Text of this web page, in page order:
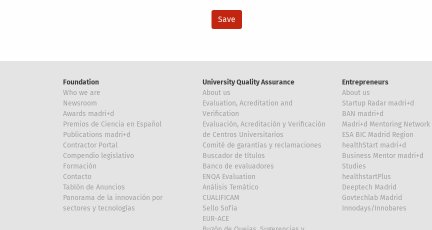
Foundation
Who we are
Newsroom
Awards madri+d
Premios de Ciencia en Español
Publications madri+d
Contractor Portal
Compendio legislativo
Formación
Contacto
Tablón de Anuncios
Panorama de la innovación por
sectores y tecnologías
University Quality Assurance
About us
Evaluation, Acreditation and
Verification
Evaluación, Acreditación y Verificación
de Centros Universitarios
Comité de garantías y reclamaciones
Buscador de títulos
Banco de evaluadores
ENQA Evaluation
Análisis Temático
CUALIFICAM
Sello Sofía
EUR-ACE
Entrepreneurs
About us
Startup Radar madri+d
BAN madri+d
Madri+d Mentoring Network
ESA BIC Madrid Region
healthStart madri+d
Business Mentor madri+d
Studies
healthstartPlus
Deeptech Madrid
Govtechlab Madrid
Innodays/Innobares